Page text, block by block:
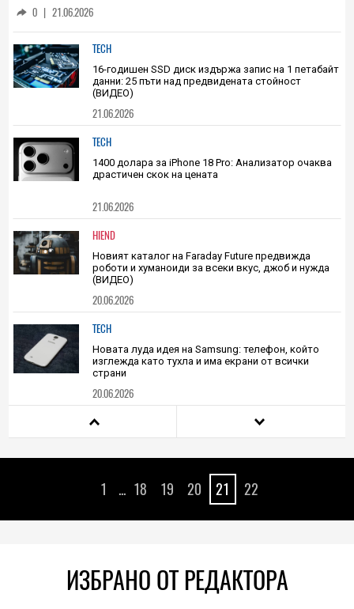
0 | 21.06.2026
TECH
16-годишен SSD диск издържа запис на 1 петабайт
данни: 25 пъти над предвидената стойност
(ВИДЕО)
21.06.2026
TECH
1400 долара за iPhone 18 Pro: Анализатор очаква
драстичен скок на цената
21.06.2026
HIEND
Новият каталог на Faraday Future предвижда
роботи и хуманоиди за всеки вкус, джоб и нужда
(ВИДЕО)
20.06.2026
TECH
Новата луда идея на Samsung: телефон, който
изглежда като тухла и има екрани от всички
страни
20.06.2026
PLAY
20.06.2026
20.06.2026
1 ... 18 19 20 21 22
ИЗБРАНО ОТ РЕДАКТОРА